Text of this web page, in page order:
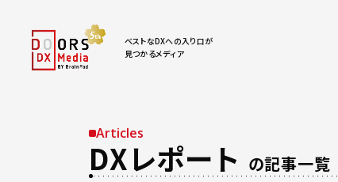
ベストなDXへの入り口が
見つかるメディア
Articles
DXレポート の記事一覧